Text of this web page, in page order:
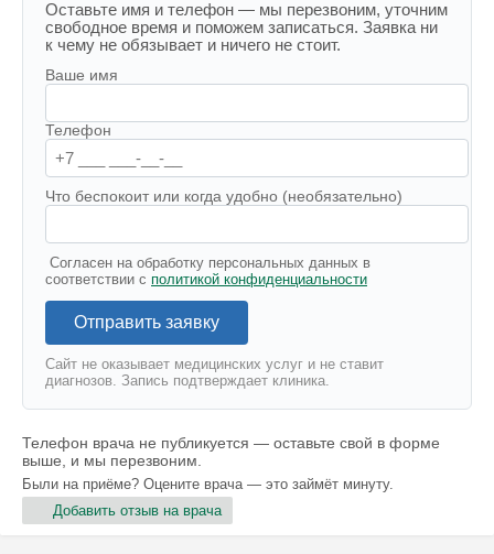
Оставьте имя и телефон — мы перезвоним, уточним
свободное время и поможем записаться. Заявка ни
к чему не обязывает и ничего не стоит.
Ваше имя
Телефон
Что беспокоит или когда удобно (необязательно)
Согласен на обработку персональных данных в
соответствии с политикой конфиденциальности
Отправить заявку
Сайт не оказывает медицинских услуг и не ставит
диагнозов. Запись подтверждает клиника.
Телефон врача не публикуется — оставьте свой в форме
выше, и мы перезвоним.
Были на приёме? Оцените врача — это займёт минуту.
Добавить отзыв на врача